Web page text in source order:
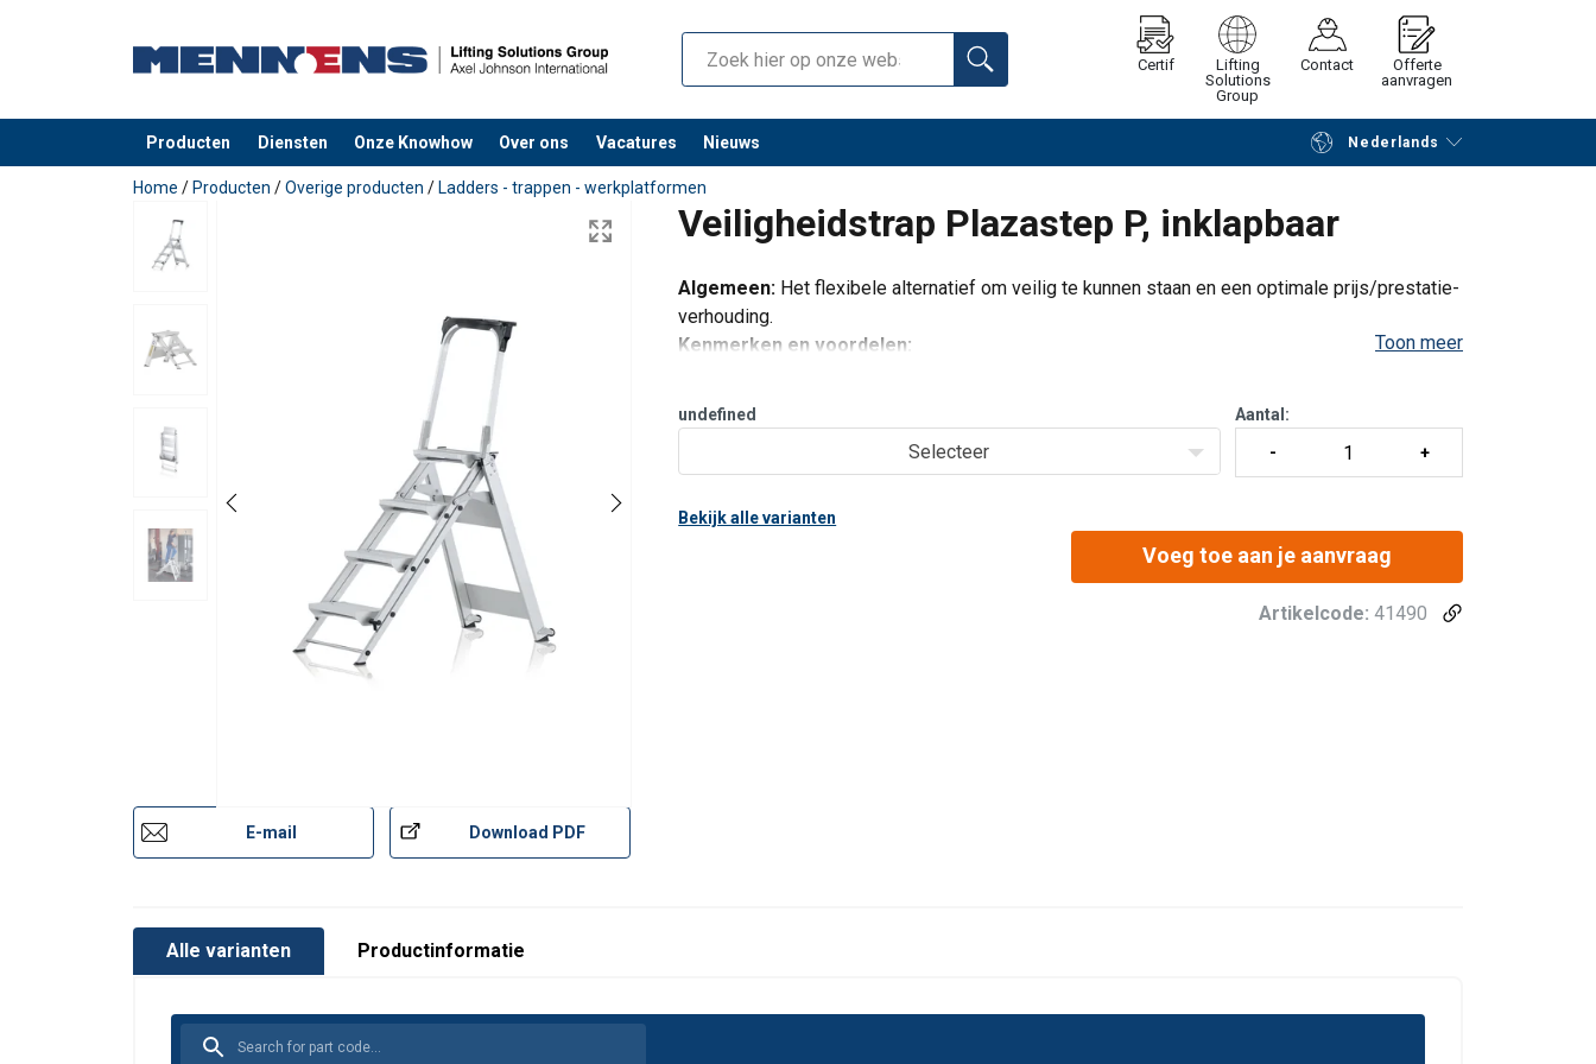
Certif
Lifting
Solutions
Group
Contact
Offerte
aanvragen
Producten Diensten Onze Knowhow Over ons Vacatures Nieuws Nederlands
toegevoegd aan uw offerte Verder winkelen Vraag offerte aan
Home / Producten /Overige producten / Ladders - trappen - werkplatformen
Veiligheidstrap Plazastep P, inklapbaar
E-mail Download PDF
Algemeen: Het flexibele alternatief om veilig te kunnen staan en een optimale prijs/prestatie-
verhouding.
Kenmerken en voordelen:
Traptreden 205 mm × 360 mm uit lichtmetaal voor veilig en comfortabel staan
Veiligheidsbeugel met praktisch gereedschaps
Toon meer
undefined
Selecteer
Aantal:
Bekijk alle varianten
Voeg toe aan je aanvraag
Artikelcode: 41490
Alle varianten Productinformatie
Materiaal:
Markering: